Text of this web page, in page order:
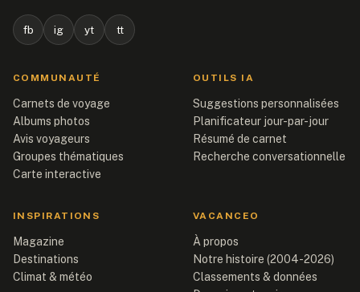
fb ig yt tt
COMMUNAUTÉ
Carnets de voyage
Albums photos
Avis voyageurs
Groupes thématiques
Carte interactive
OUTILS IA
Suggestions personnalisées
Planificateur jour-par-jour
Résumé de carnet
Recherche conversationnelle
INSPIRATIONS
Magazine
Destinations
Climat & météo
VACANCEO
À propos
Notre histoire (2004-2026)
Classements & données